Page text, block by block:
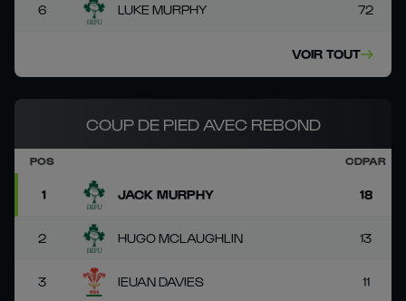
6 LUKE MURPHY 72
VOIR TOUT
COUP DE PIED AVEC REBOND
POS CDPAR
1 JACK MURPHY 18
2 HUGO MCLAUGHLIN 13
3 IEUAN DAVIES 11